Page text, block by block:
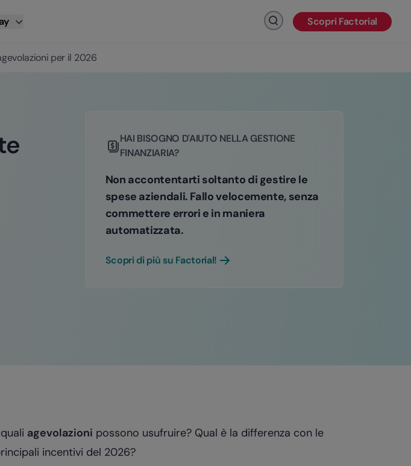
Fai clic per cercare
Scopri Factorial
per il 2026
HAI BISOGNO D'AIUTO NELLA GESTIONE
FINANZIARIA?
Non accontentarti soltanto di gestire le
spese aziendali. Fallo velocemente, senza
commettere errori e in maniera
automatizzata.
Scopri di più su Factorial!
agevolazioni possono usufruire? Qual è la differenza con le
incentivi del 2026?